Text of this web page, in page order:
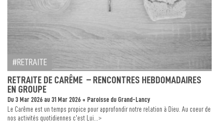
RETRAITE
RETRAITE DE CARÊME – RENCONTRES HEBDOMADAIRES
EN GROUPE
Du 3 Mar 2026 au 31 Mar 2026 + Paroisse du Grand-Lancy
Le Carême est un temps propice pour approfondir notre relation à Dieu. Au coeur de
nos activités quotidiennes c’est Lui... >